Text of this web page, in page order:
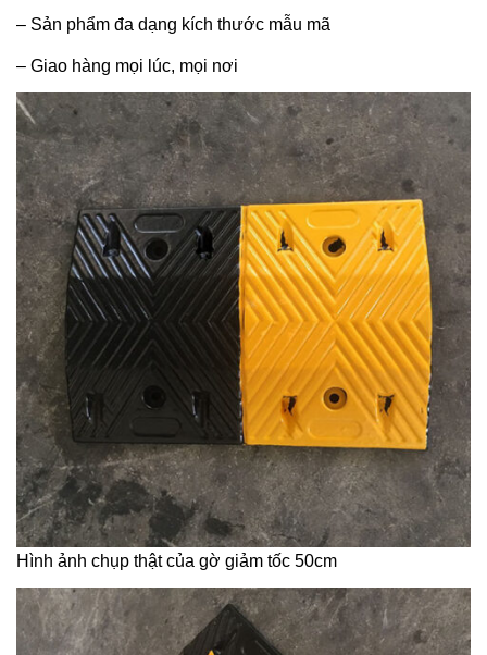
– Sản phẩm đa dạng kích thước mẫu mã
– Giao hàng mọi lúc, mọi nơi
Hình ảnh chụp thật của gờ giảm tốc 50cm